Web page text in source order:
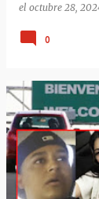
el octubre 28,
0